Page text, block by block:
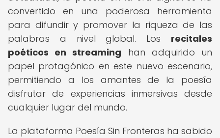
convertido en una poderosa herramienta
para difundir y promover la riqueza de las
palabras a nivel global. Los recitales
poéticos en streaming han adquirido un
papel protagónico en este nuevo escenario,
permitiendo a los amantes de la poesía
disfrutar de experiencias inmersivas desde
cualquier lugar del mundo.
La plataforma Poesía Sin Fronteras ha sabido